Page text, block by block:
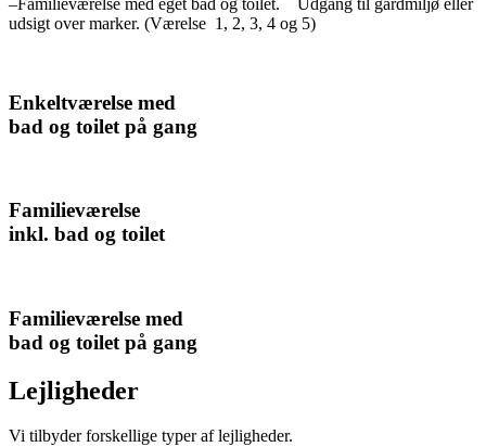
–Familieværelse med eget bad og toilet. Udgang til gårdmiljø eller
udsigt over marker. (Værelse 1, 2, 3, 4 og 5)
Enkeltværelse med
bad og toilet på gang
Familieværelse
inkl. bad og toilet
Familieværelse med
bad og toilet på gang
Lejligheder
Vi tilbyder forskellige typer af lejligheder.